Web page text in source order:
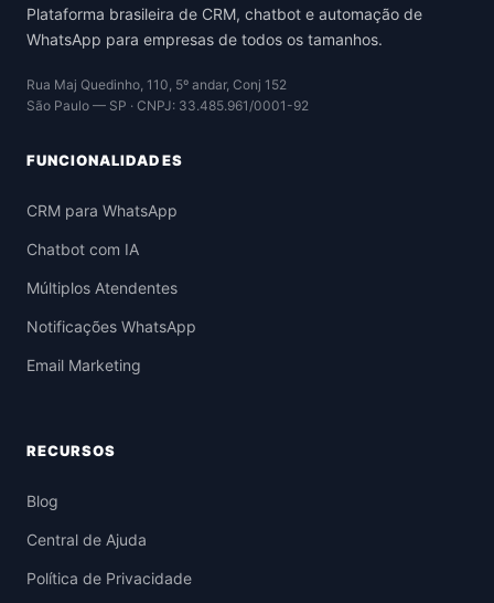
Plataforma brasileira de CRM, chatbot e automação de
WhatsApp para empresas de todos os tamanhos.
Rua Maj Quedinho, 110, 5º andar, Conj 152
São Paulo — SP · CNPJ: 33.485.961/0001-92
FUNCIONALIDADES
CRM para WhatsApp
Chatbot com IA
Múltiplos Atendentes
Notificações WhatsApp
Email Marketing
RECURSOS
Blog
Central de Ajuda
Política de Privacidade